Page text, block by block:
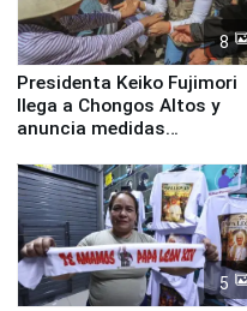
8
Presidenta Keiko Fujimori
llega a Chongos Altos y
anuncia medidas
educación, salud y empleo
5